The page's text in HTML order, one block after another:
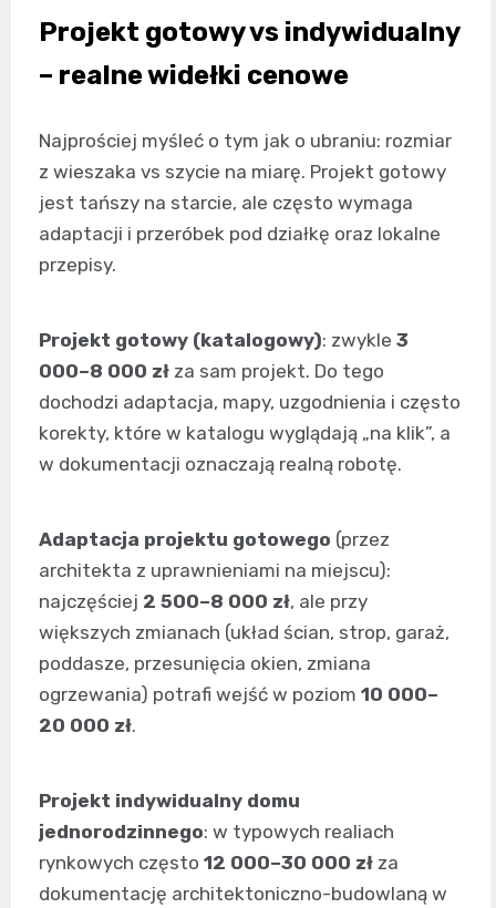
Projekt gotowy vs indywidualny
– realne widełki cenowe
Najprościej myśleć o tym jak o ubraniu: rozmiar
z wieszaka vs szycie na miarę. Projekt gotowy
jest tańszy na starcie, ale często wymaga
adaptacji i przeróbek pod działkę oraz lokalne
przepisy.
Projekt gotowy (katalogowy): zwykle 3
000–8 000 zł za sam projekt. Do tego
dochodzi adaptacja, mapy, uzgodnienia i często
korekty, które w katalogu wyglądają „na klik”, a
w dokumentacji oznaczają realną robotę.
Adaptacja projektu gotowego (przez
architekta z uprawnieniami na miejscu):
najczęściej 2 500–8 000 zł, ale przy
większych zmianach (układ ścian, strop, garaż,
poddasze, przesunięcia okien, zmiana
ogrzewania) potrafi wejść w poziom 10 000–
20 000 zł.
Projekt indywidualny domu
jednorodzinnego: w typowych realiach
rynkowych często 12 000–30 000 zł za
dokumentację architektoniczno-budowlaną w